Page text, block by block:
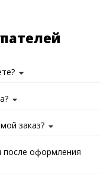
заказ?
после оформления